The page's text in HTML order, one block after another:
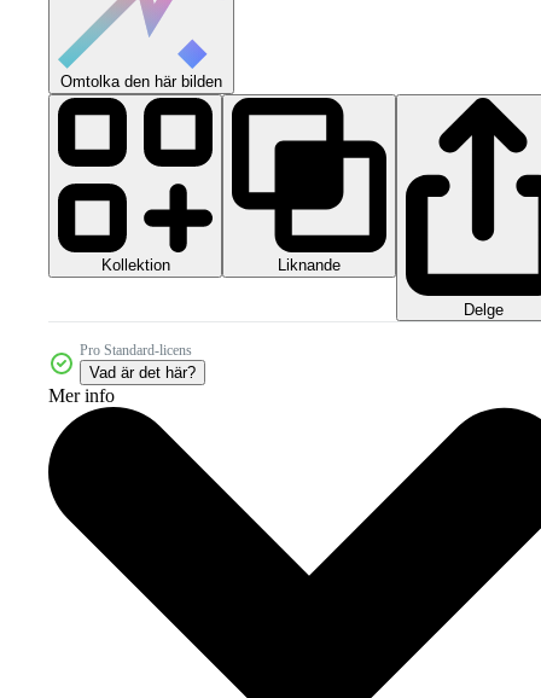
Omtolka den här bilden
Kollektion Liknande
Delge
Pro Standard-licens
Vad är det här?
Mer info